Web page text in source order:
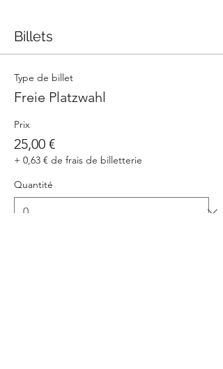
Billets
Type de billet
Freie Platzwahl
Prix
25,00 €
+ 0,63 € de frais de billetterie
Quantité